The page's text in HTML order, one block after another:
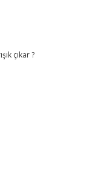
çıkar ?